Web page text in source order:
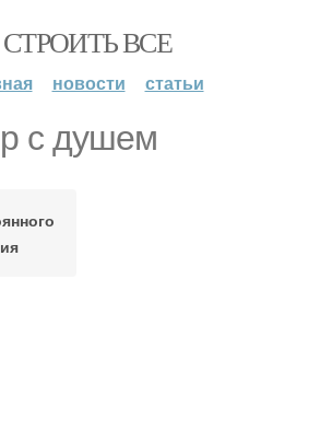
СТРОИТЬ ВСЕ
новости статьи
с душем